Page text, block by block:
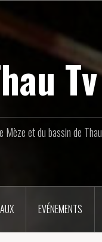
Tv
Mèze et du bassin de Thau
EVÉNEMENTS